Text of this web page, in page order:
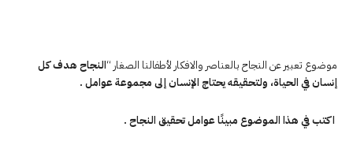
موضوع تعبير عن النجاح بالعناصر والافكار لأطفالنا الصغار “النجاح هدف كل
إنسان في الحياة، ولتحقيقه يحتاج الإنسان إلى مجموعة عوامل .
اكتب في هذا الموضوع مبینًا عوامل تحقيق النجاح .